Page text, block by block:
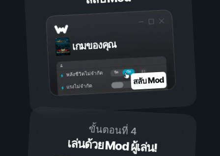
เกมของคุณ
เปิด
ปิด
พลังชีวิตไม่จำกัด
แรงไม่จำกัด สลับ Mod
ขั้นตอนที่ 4
เล่นด้วย Mod ผู้เล่น!